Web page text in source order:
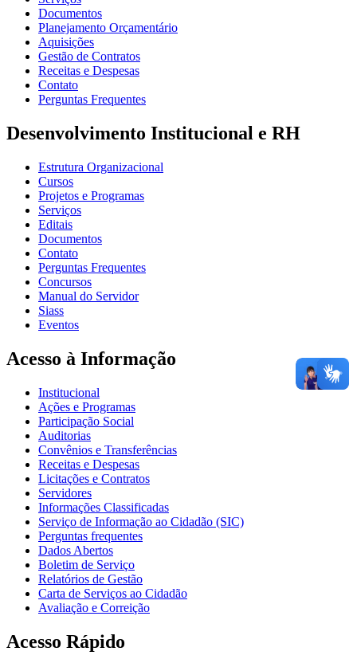
Documentos
Planejamento Orçamentário
Aquisições
Gestão de Contratos
Receitas e Despesas
Contato
Perguntas Frequentes
Desenvolvimento Institucional e RH
Estrutura Organizacional
Cursos
Projetos e Programas
Serviços
Editais
Documentos
Contato
Perguntas Frequentes
Concursos
Manual do Servidor
Siass
Eventos
Acesso à Informação
Institucional
Ações e Programas
Participação Social
Auditorias
Convênios e Transferências
Receitas e Despesas
Licitações e Contratos
Servidores
Informações Classificadas
Serviço de Informação ao Cidadão (SIC)
Perguntas frequentes
Dados Abertos
Boletim de Serviço
Relatórios de Gestão
Carta de Serviços ao Cidadão
Avaliação e Correição
Acesso Rápido